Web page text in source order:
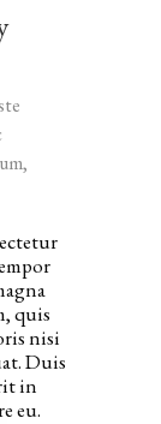
quis
nisi
Duis
in
eu.